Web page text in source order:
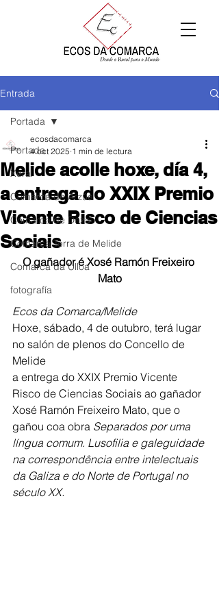
Entrada
Portada
Xeral
Comarca de Arzúa
Comarca de Deza
Comarca Terra de Melide
Comarca da Ulloa
fotografía
Portada
Melide acolle hoxe, día 4,
a entrega do XXIX Premio
Vicente Risco de Ciencias
Sociais
ecosdacomarca
4 oct 2025 1 min de lectura
O gañador é Xosé Ramón Freixeiro
Mato
Ecos da Comarca/Melide
Hoxe, sábado, 4 de outubro, terá lugar
no salón de plenos do Concello de
Melide
a entrega do XXIX Premio Vicente
Risco de Ciencias Sociais ao gañador
Xosé Ramón Freixeiro Mato, que o
gañou coa obra Separados por uma
língua comum. Lusofilia e galeguidade
na correspondência entre intelectuais
da Galiza e do Norte de Portugal no
século XX.